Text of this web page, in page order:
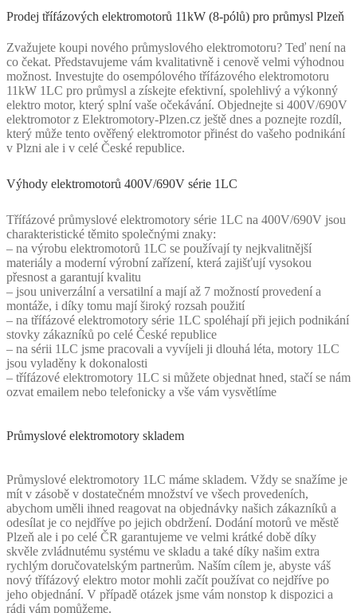
Prodej třífázových elektromotorů 11kW (8-pólů) pro průmysl Plzeň
Zvažujete koupi nového průmyslového elektromotoru? Teď není na
co čekat. Představujeme vám kvalitativně i cenově velmi výhodnou
možnost. Investujte do osempólového třífázového elektromotoru
11kW 1LC pro průmysl a získejte efektivní, spolehlivý a výkonný
elektro motor, který splní vaše očekávání. Objednejte si 400V/690V
elektromotor z Elektromotory-Plzen.cz ještě dnes a poznejte rozdíl,
který může tento ověřený elektromotor přinést do vašeho podnikání
v Plzni ale i v celé České republice.
Výhody elektromotorů 400V/690V série 1LC
Třífázové průmyslové elektromotory série 1LC na 400V/690V jsou
charakteristické těmito společnými znaky:
– na výrobu elektromotorů 1LC se používají ty nejkvalitnější
materiály a moderní výrobní zařízení, která zajišťují vysokou
přesnost a garantují kvalitu
– jsou univerzální a versatilní a mají až 7 možností provedení a
montáže, i díky tomu mají široký rozsah použití
– na třífázové elektromotory série 1LC spoléhají při jejich podnikání
stovky zákazníků po celé České republice
– na sérii 1LC jsme pracovali a vyvíjeli ji dlouhá léta, motory 1LC
jsou vyladěny k dokonalosti
– třífázové elektromotory 1LC si můžete objednat hned, stačí se nám
ozvat emailem nebo telefonicky a vše vám vysvětlíme
Průmyslové elektromotory skladem
Průmyslové elektromotory 1LC máme skladem. Vždy se snažíme je
mít v zásobě v dostatečném množství ve všech provedeních,
abychom uměli ihned reagovat na objednávky našich zákazníků a
odesílat je co nejdříve po jejich obdržení. Dodání motorů ve městě
Plzeň ale i po celé ČR garantujeme ve velmi krátké době díky
skvěle zvládnutému systému ve skladu a také díky našim extra
rychlým doručovatelským partnerům. Naším cílem je, abyste váš
nový třífázový elektro motor mohli začít používat co nejdříve po
jeho objednání. V případě otázek jsme vám nonstop k dispozici a
rádi vám pomůžeme.